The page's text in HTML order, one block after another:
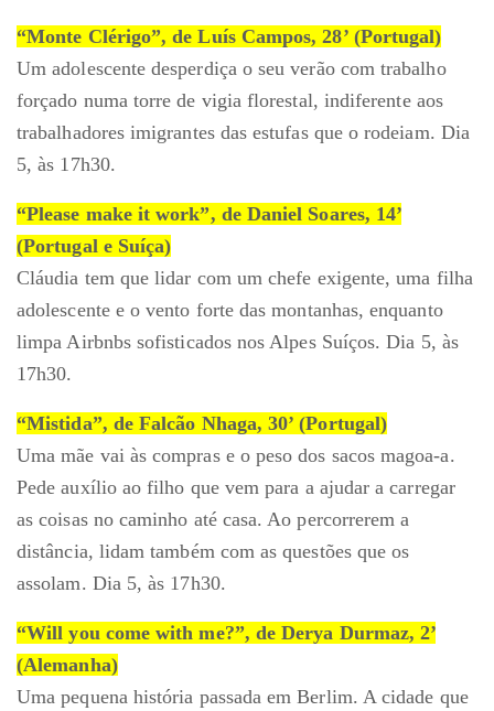
“Monte Clérigo”, de Luís Campos, 28’ (Portugal)
Um adolescente desperdiça o seu verão com trabalho
forçado numa torre de vigia florestal, indiferente aos
trabalhadores imigrantes das estufas que o rodeiam. Dia
5, às 17h30.
“Please make it work”, de Daniel Soares, 14’
(Portugal e Suíça)
Cláudia tem que lidar com um chefe exigente, uma filha
adolescente e o vento forte das montanhas, enquanto
limpa Airbnbs sofisticados nos Alpes Suíços. Dia 5, às
17h30.
“Mistida”, de Falcão Nhaga, 30’ (Portugal)
Uma mãe vai às compras e o peso dos sacos magoa-a.
Pede auxílio ao filho que vem para a ajudar a carregar
as coisas no caminho até casa. Ao percorrerem a
distância, lidam também com as questões que os
assolam. Dia 5, às 17h30.
“Will you come with me?”, de Derya Durmaz, 2’
(Alemanha)
Uma pequena história passada em Berlim. A cidade que